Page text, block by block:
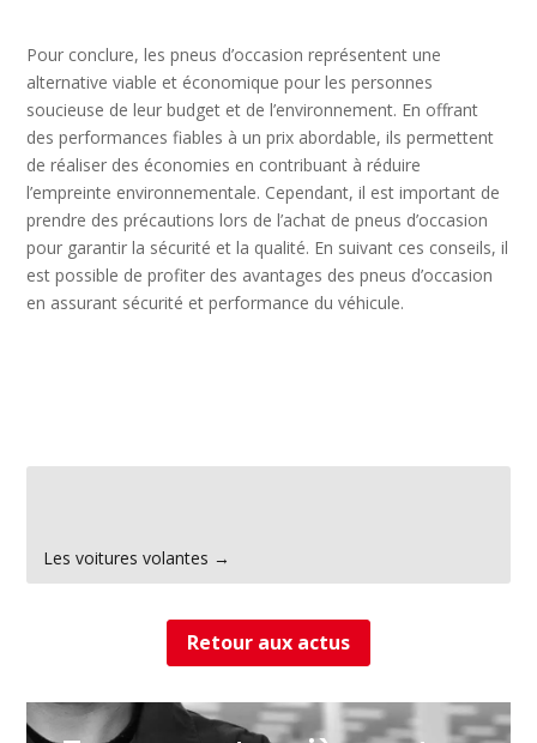
Pour conclure, les pneus d’occasion représentent une
alternative viable et économique pour les personnes
soucieuse de leur budget et de l’environnement. En offrant
des performances fiables à un prix abordable, ils permettent
de réaliser des économies en contribuant à réduire
l’empreinte environnementale. Cependant, il est important de
prendre des précautions lors de l’achat de pneus d’occasion
pour garantir la sécurité et la qualité. En suivant ces conseils, il
est possible de profiter des avantages des pneus d’occasion
en assurant sécurité et performance du véhicule.
Les voitures volantes →
Retour aux actus